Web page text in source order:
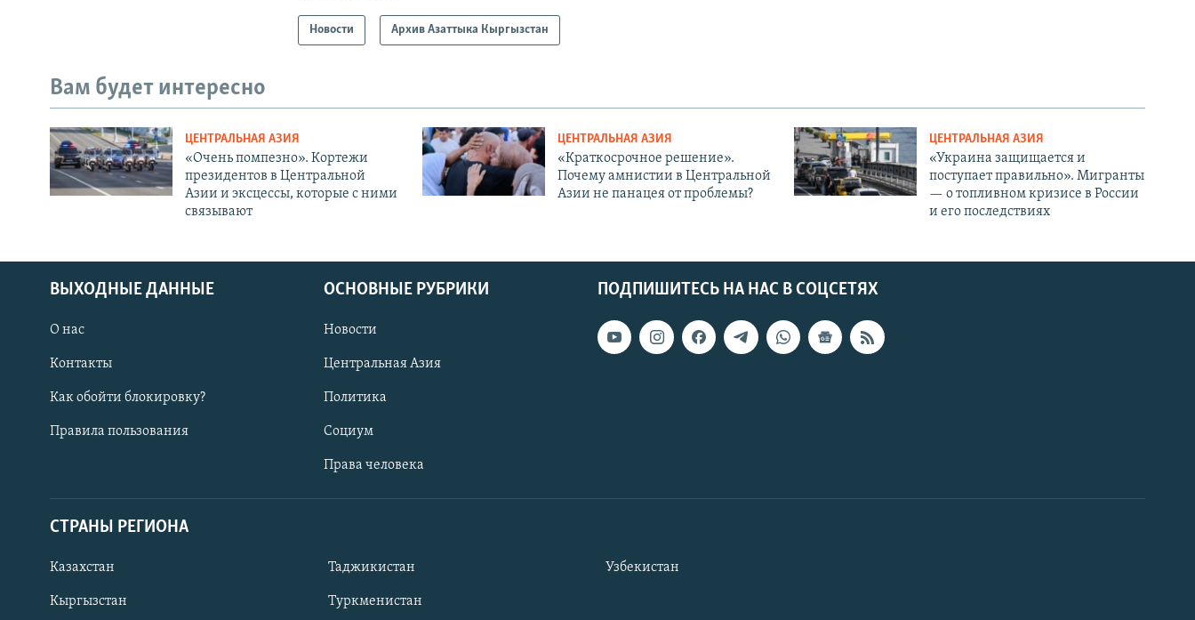
Новости Архив Азаттыка Кыргызстан
Вам будет интересно
ЦЕНТРАЛЬНАЯ АЗИЯ
«Очень помпезно». Кортежи
президентов в Центральной
Азии и эксцессы, которые с ними
связывают
ЦЕНТРАЛЬНАЯ АЗИЯ
«Краткосрочное решение».
Почему амнистии в Центральной
Азии не панацея от проблемы?
ЦЕНТРАЛЬНАЯ АЗИЯ
«Украина защищается и
поступает правильно». Мигранты
— о топливном кризисе в России
и его последствиях
ПОДПИШИТЕСЬ НА НАС В СОЦСЕТЯХ
ВЫХОДНЫЕ ДАННЫЕ
О нас
Контакты
Как обойти блокировку?
Правила пользования
ОСНОВНЫЕ РУБРИКИ
Новости
Центральная Азия
Политика
Социум
Права человека
СТРАНЫ РЕГИОНА
Казахстан
Кыргызстан
Таджикистан
Туркменистан
Узбекистан